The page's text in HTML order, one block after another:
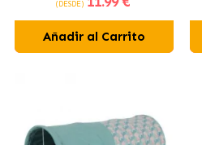
(DESDE)
Añadir al Carrito